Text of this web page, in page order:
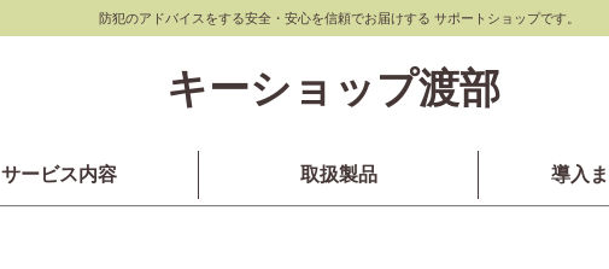
防犯のアドバイスをする安全・安心を信頼でお届けする サポートショップです。
キーショップ渡部
サービス内容 取扱製品 導入